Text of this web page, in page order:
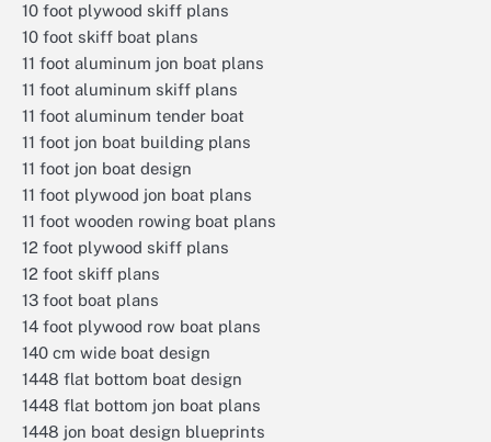
10 foot plywood skiff plans
10 foot skiff boat plans
11 foot aluminum jon boat plans
11 foot aluminum skiff plans
11 foot aluminum tender boat
11 foot jon boat building plans
11 foot jon boat design
11 foot plywood jon boat plans
11 foot wooden rowing boat plans
12 foot plywood skiff plans
12 foot skiff plans
13 foot boat plans
14 foot plywood row boat plans
140 cm wide boat design
1448 flat bottom boat design
1448 flat bottom jon boat plans
1448 jon boat design blueprints